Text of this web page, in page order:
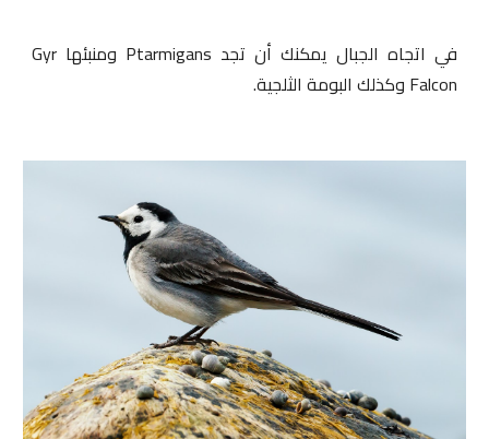
في اتجاه الجبال يمكنك أن تجد Ptarmigans ومنبئها Gyr
Falcon وكذلك البومة الثلجية.